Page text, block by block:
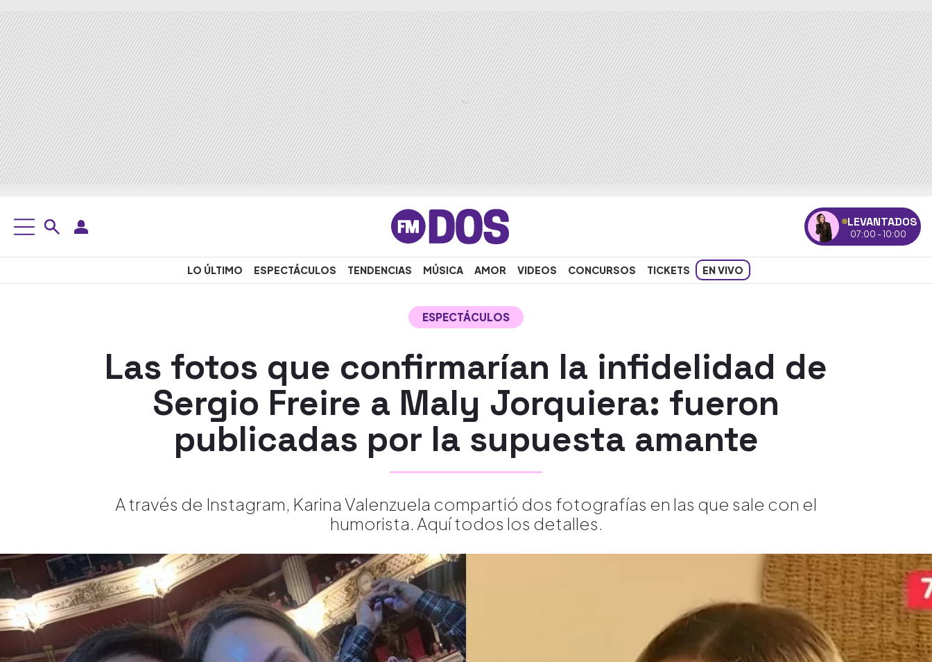
LEVANTADOS
07:00 - 10:00
LO ÚLTIMO ESPECTÁCULOS TENDENCIAS MÚSICA AMOR VIDEOS CONCURSOS TICKETS EN VIVO
ESPECTÁCULOS
Las fotos que confirmarían la infidelidad de
Sergio Freire a Maly Jorquiera: fueron
publicadas por la supuesta amante
A través de Instagram, Karina Valenzuela compartió dos fotografías en las que sale con el
humorista. Aquí todos los detalles.